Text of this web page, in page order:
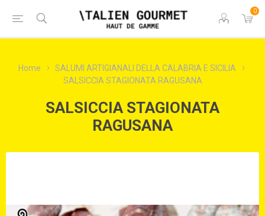
0
Home
SALUMI ARTIGIANALI DELLA CALABRIA E SICILIA
SALSICCIA STAGIONATA RAGUSANA
SALSICCIA STAGIONATA
RAGUSANA